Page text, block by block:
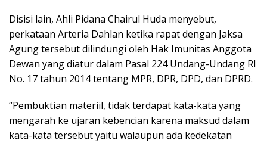
Disisi lain, Ahli Pidana Chairul Huda menyebut,
perkataan Arteria Dahlan ketika rapat dengan Jaksa
Agung tersebut dilindungi oleh Hak Imunitas Anggota
Dewan yang diatur dalam Pasal 224 Undang-Undang RI
No. 17 tahun 2014 tentang MPR, DPR, DPD, dan DPRD.
“Pembuktian materiil, tidak terdapat kata-kata yang
mengarah ke ujaran kebencian karena maksud dalam
kata-kata tersebut yaitu walaupun ada kedekatan